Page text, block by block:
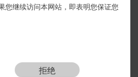
金瑞系列 安瑞系列 |
拒绝
您继续访问本网站，即表明您保证您
拒绝